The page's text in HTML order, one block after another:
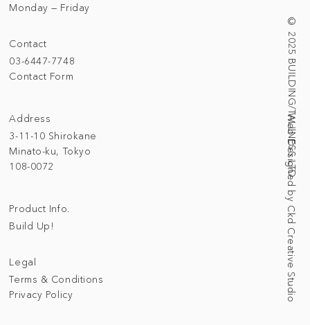
Address
3-11-10 Shirokane
Minato-ku, Tokyo
108-0072
© 2025 BUILDING/TALLNESS LTD.
Web Designed by Ckd Creative Studio
Contact
03-6447-7748
Contact Form
Monday — Friday
Legal
Terms & Conditions
Privacy Policy
Product Info.
Build Up!